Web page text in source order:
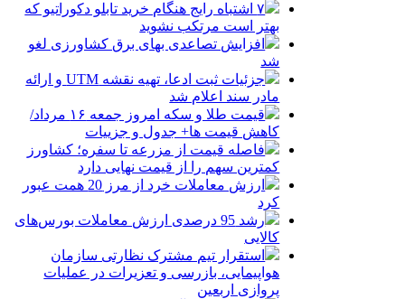
۷ اشتباه رایج هنگام خرید تابلو دکوراتیو که
بهتر است مرتکب نشوید
افزایش تصاعدی بهای برق کشاورزی لغو
شد
جزئیات ثبت ادعا، تهیه نقشه UTM و ارائه
مادر سند اعلام شد
قیمت طلا و سکه امروز جمعه ۱۶ مرداد/
کاهش قیمت ها+ جدول و جزییات
فاصله قیمت از مزرعه تا سفره؛ کشاورز
کمترین سهم را از قیمت نهایی دارد
ارزش معاملات خرد از مرز 20 همت عبور
کرد
رشد 95 درصدی ارزش معاملات بورس‌های
کالایی
استقرار تیم مشترک نظارتی سازمان
هواپیمایی، بازرسی و تعزیرات در عملیات
پروازی اربعین